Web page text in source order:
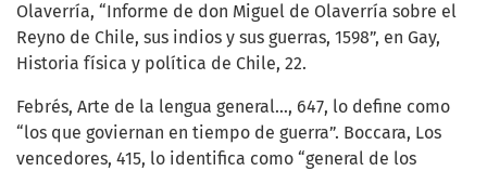
Olaverría, “Informe de don Miguel de Olaverría sobre el
Reyno de Chile, sus indios y sus guerras, 1598”, en Gay,
Historia física y política de Chile, 22.
Febrés, Arte de la lengua general…, 647, lo define como
“los que goviernan en tiempo de guerra”. Boccara, Los
vencedores, 415, lo identifica como “general de los